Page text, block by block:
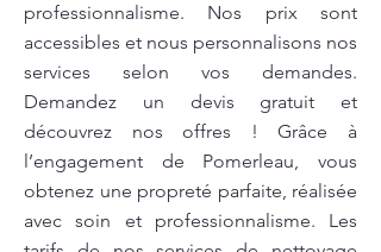
professionnalisme. Nos prix sont
accessibles et nous personnalisons nos
services selon vos demandes.
Demandez un devis gratuit et
découvrez nos offres ! Grâce à
l’engagement de Pomerleau, vous
obtenez une propreté parfaite, réalisée
avec soin et professionnalisme. Les